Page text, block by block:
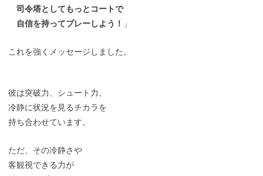
司令塔としてもっとコートで
自信を持ってプレーしよう！
」
これを強くメッセージしました。
彼は突破力、シュート力、
冷静に状況を見るチカラを
持ち合わせています。
ただ、その冷静さや
客観視できる力が